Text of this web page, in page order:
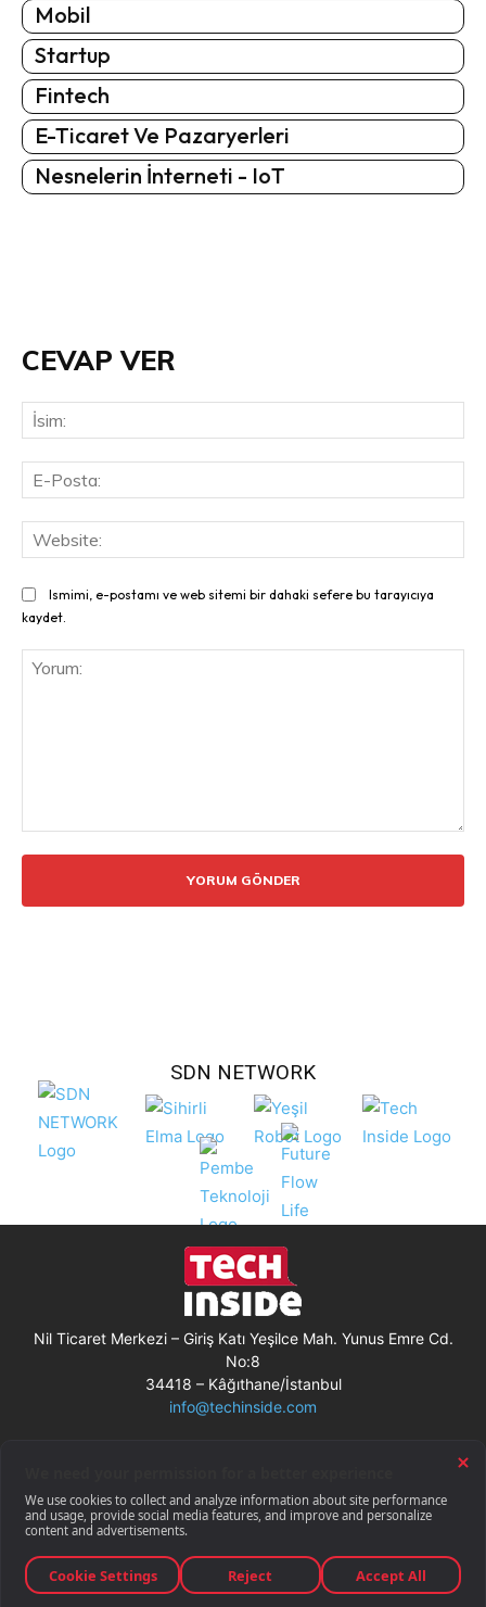
Mobil
Startup
Fintech
E-Ticaret Ve Pazaryerleri
Nesnelerin İnterneti - IoT
CEVAP VER
Ismimi, e-postamı ve web sitemi bir dahaki sefere bu tarayıcıya
kaydet.
SDN NETWORK
Nil Ticaret Merkezi – Giriş Katı Yeşilce Mah. Yunus Emre Cd.
No:8
34418 – Kâğıthane/İstanbul
info@techinside.com
Gizlilik Bildirimi
RSS
© Techinside.com, İnternet Medyası